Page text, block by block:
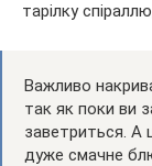
тарілку
Важливо
так як поки ви
заветриться. А
дуже смачне